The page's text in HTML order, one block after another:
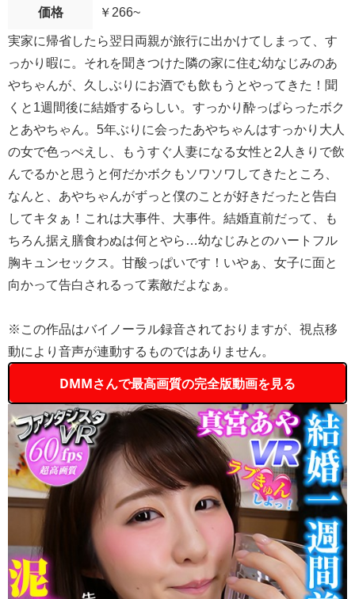
価格 ￥266~
実家に帰省したら翌日両親が旅行に出かけてしまって、す
っかり暇に。それを聞きつけた隣の家に住む幼なじみのあ
やちゃんが、久しぶりにお酒でも飲もうとやってきた！聞
くと1週間後に結婚するらしい。すっかり酔っぱらったボク
とあやちゃん。5年ぶりに会ったあやちゃんはすっかり大人
の女で色っぺえし、もうすぐ人妻になる女性と2人きりで飲
んでるかと思うと何だかボクもソワソワしてきたところ、
なんと、あやちゃんがずっと僕のことが好きだったと告白
してキタぁ！これは大事件、大事件。結婚直前だって、も
ちろん据え膳食わぬは何とやら…幼なじみとのハートフル
胸キュンセックス。甘酸っぱいです！いやぁ、女子に面と
向かって告白されるって素敵だよなぁ。
※この作品はバイノーラル録音されておりますが、視点移
動により音声が連動するものではありません。
DMMさんで最高画質の完全版動画を見る